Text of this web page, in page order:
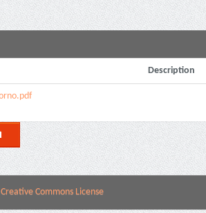
Description
Creative Commons License